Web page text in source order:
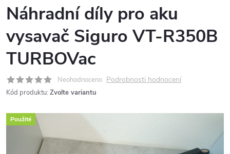
Náhradní díly pro aku
vysavač Siguro VT-R350B
TURBOVac
Neohodnoceno Podrobnosti hodnocení
Kód produktu: Zvolte variantu
Použité